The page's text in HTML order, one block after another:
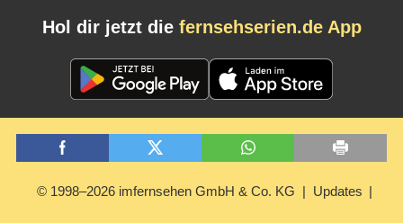
Hol dir jetzt die fernsehserien.de App
© 1998–2026 imfernsehen GmbH & Co. KG Updates